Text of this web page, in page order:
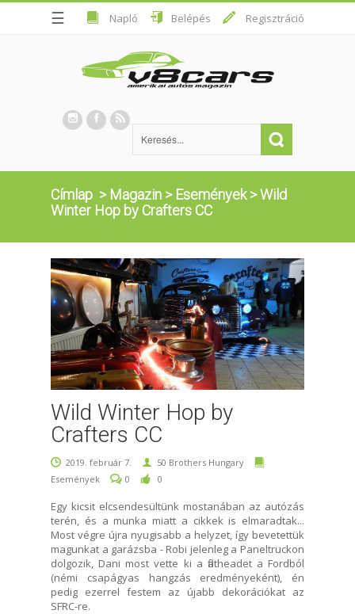
☰ Napló Belépés Regisztráció
Címlap > Magazin > Események>Wild
Winter Hop by Crafters CC
Wild Winter Hop by
Crafters CC
2019. február 7.
50 Brothers Hungary
Események
0 0
Egy kicsit elcsendesültünk mostanában az autózás
terén, és a munka miatt a cikkek is elmaradtak...
Most végre újra nyugisabb a helyzet, így bevetettük
magunkat a garázsba - Robi jelenleg a Paneltruckon
dolgozik, Dani most vette ki a flatheadet a Fordból
(némi csapágyas hangzás eredményeként), én
pedig ezerrel festem az újabb dekorációkat az
SFRC-re.